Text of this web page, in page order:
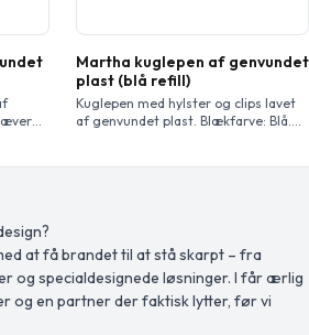
del af
800
Martha kuglepen af genvundet
plast (blå refill)
Kuglepen med hylster og clips lavet
af genvundet plast. Blækfarve: Blå.
at få brandet til at stå skarpt – fra
og specialdesignede løsninger. I får ærlig
og en partner der faktisk lytter, før vi